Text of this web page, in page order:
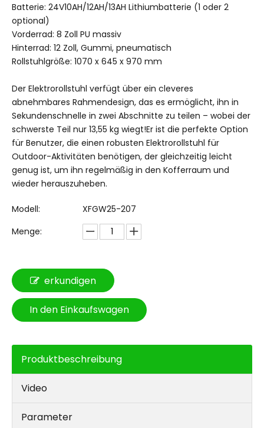
Batterie: 24V10AH/12AH/13AH Lithiumbatterie (1 oder 2
optional)
Vorderrad: 8 Zoll PU massiv
Hinterrad: 12 Zoll, Gummi, pneumatisch
Rollstuhlgröße: 1070 x 645 x 970 mm
Der Elektrorollstuhl verfügt über ein cleveres
abnehmbares Rahmendesign, das es ermöglicht, ihn in
Sekundenschnelle in zwei Abschnitte zu teilen – wobei der
schwerste Teil nur 13,55 kg wiegt!Er ist die perfekte Option
für Benutzer, die einen robusten Elektrorollstuhl für
Outdoor-Aktivitäten benötigen, der gleichzeitig leicht
genug ist, um ihn regelmäßig in den Kofferraum und
wieder herauszuheben.
Modell:
XFGW25-207
Menge:
erkundigen
In den Einkaufswagen
Produktbeschreibung
Video
Parameter